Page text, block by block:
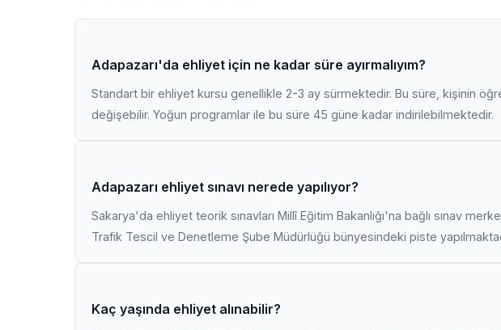
Adapazarı'da ehliyet için ne kadar süre ayırmalıyım?
Standart bir ehliyet kursu genellikle 2-3 ay sürmektedir. Bu süre, kişinin
değişebilir. Yoğun programlar ile bu süre 45 güne kadar indirilebilmektedir.
Adapazarı ehliyet sınavı nerede yapılıyor?
Sakarya'da ehliyet teorik sınavları Millî Eğitim Bakanlığı'na bağlı sınav
Trafik Tescil ve Denetleme Şube Müdürlüğü bünyesindeki piste
Kaç yaşında ehliyet alınabilir?